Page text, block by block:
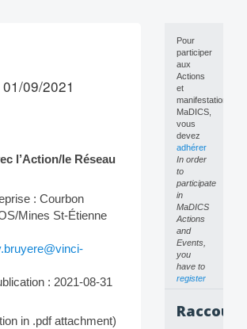
09/2021
l’Action/le Réseau
: Courbon
Mines St-Étienne
: 2021-08-31
in .pdf attachment)
Pour
participer
aux
Actions
et
manifestations
MaDICS,
vous
devez
adhérer
In order
to
participate
in
MaDICS
Actions
and
Events,
you
have to
register